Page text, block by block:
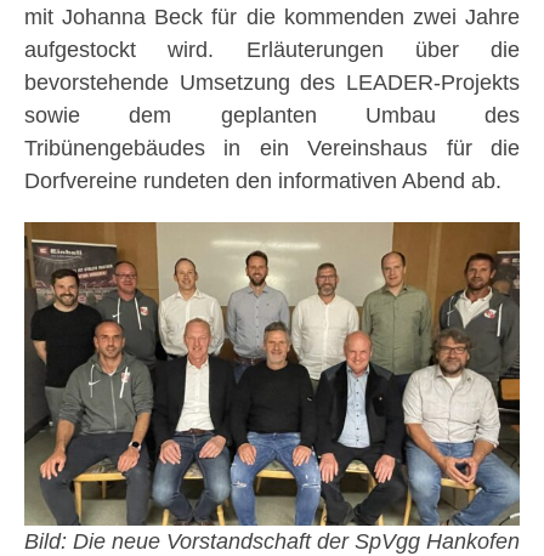
mit Johanna Beck für die kommenden zwei Jahre
aufgestockt wird. Erläuterungen über die
bevorstehende Umsetzung des LEADER-Projekts
sowie dem geplanten Umbau des
Tribünengebäudes in ein Vereinshaus für die
Dorfvereine rundeten den informativen Abend ab.
Bild: Die neue Vorstandschaft der SpVgg Hankofen